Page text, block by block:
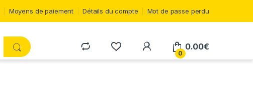
Moyens de paiement Détails du compte Mot de passe perdu
0
0.00€